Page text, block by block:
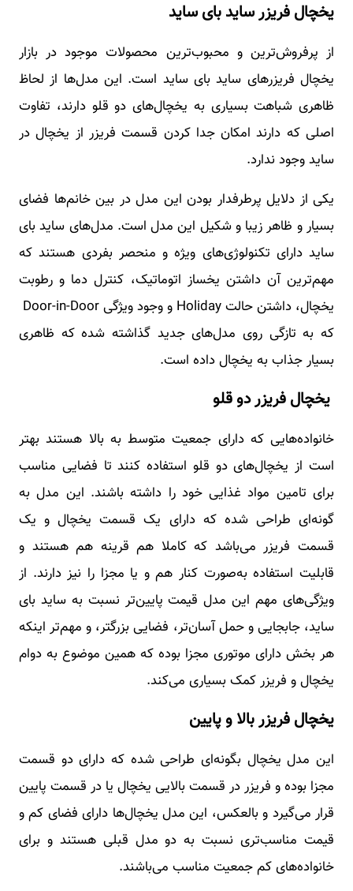
یخچال فریزر ساید بای ساید
از پرفروش‌ترین و محبوب‌ترین محصولات موجود در بازار
یخچال فریزرهای ساید بای ساید است. این مدل‌ها از لحاظ
ظاهری شباهت بسیاری به یخچال‌های دو قلو دارند، تفاوت
اصلی که دارند امکان جدا کردن قسمت فریزر از یخچال در
ساید وجود ندارد.
یکی از دلایل پرطرفدار بودن این مدل در بین خانم‌ها فضای
بسیار و ظاهر زیبا و شکیل این مدل است. مدل‌های ساید بای
ساید دارای تکنولوژی‌های ویژه و منحصر بفردی هستند که
مهم‌ترین آن داشتن یخساز اتوماتیک، کنترل دما و رطوبت
که به تازگی روی مدل‌های جدید گذاشته شده که ظاهری
بسیار جذاب به یخچال داده است.
یخچال فریزر دو قلو
خانواده‌هایی که دارای جمعیت متوسط به بالا هستند بهتر
است از یخچال‌های دو قلو استفاده کنند تا فضایی مناسب
برای تامین مواد غذایی خود را داشته باشند. این مدل به
گونه‌ای طراحی شده که دارای یک قسمت یخچال و یک
قسمت فریزر می‌باشد که کاملا هم قرینه هم هستند و
قابلیت استفاده به‌صورت کنار هم و یا مجزا را نیز دارند. از
ویژگی‌های مهم این مدل قیمت پایین‌تر نسبت به ساید بای
ساید، جابجایی و حمل آسان‌تر، فضایی بزرگتر، و مهم‌تر اینکه
هر بخش دارای موتوری مجزا بوده که همین موضوع به دوام
یخچال و فریزر کمک بسیاری می‌کند.
یخچال فریزر بالا و پایین
این مدل یخچال بگونه‌ای طراحی شده که دارای دو قسمت
مجزا بوده و فریزر در قسمت بالایی یخچال یا در قسمت پایین
قرار می‌گیرد و بالعکس، این مدل یخچال‌ها دارای فضای کم و
قیمت مناسب‌تری نسبت به دو مدل قبلی هستند و برای
خانواده‌های کم جمعیت مناسب می‌باشند.